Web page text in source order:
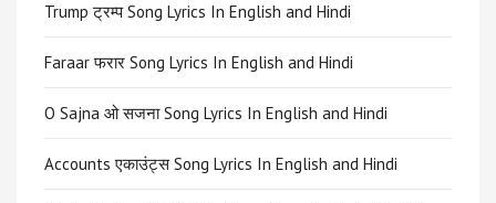
Trump ट्रम्प Song Lyrics In English and Hindi
Faraar फरार Song Lyrics In English and Hindi
O Sajna ओ सजना Song Lyrics In English and Hindi
Accounts एकाउंट्स Song Lyrics In English and Hindi